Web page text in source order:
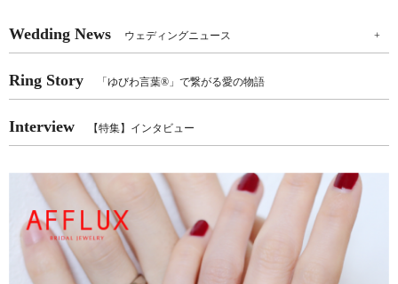
Wedding News ウェディングニュース +
Ring Story 「ゆびわ言葉®」で繋がる愛の物語
Interview 【特集】インタビュー